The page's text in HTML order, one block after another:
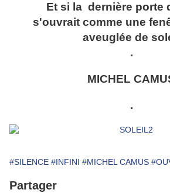
Et si la dernière porte
s'ouvrait comme une
aveuglée de
.
MICHEL
.
#SILENCE #INFINI #MICHEL CAMUS
Partager